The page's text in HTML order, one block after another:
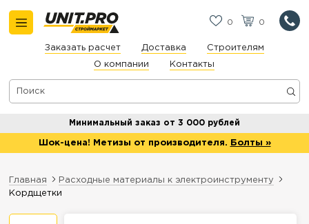
Заказать расчет Доставка Строителям
О компании Контакты
0 0
Минимальный заказ от 3 000 рублей
Шок-цена! Метизы от производителя. Болты »
Главная
Расходные материалы к электроинструменту
Кордщетки